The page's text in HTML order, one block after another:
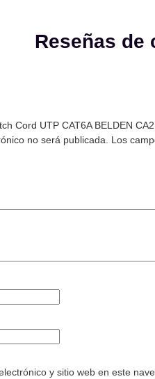
Reseñas de
Cord UTP CAT6A BELDEN
no será publicada.
Los
y sitio web en este